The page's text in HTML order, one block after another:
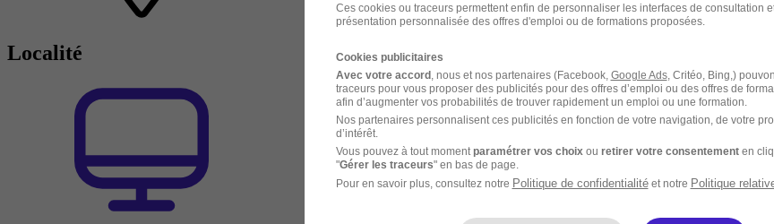
Localité
Ces cookies ou traceurs permettent enfin de personnaliser les interfaces de consultation
présentation personnalisée des offres d'emploi ou de formations proposées.
Cookies publicitaires
Avec votre accord, nous et nos partenaires (Facebook, Google Ads, Critéo, Bing,)
traceurs pour vous proposer des publicités pour des offres d’emploi ou des offres de
afin d’augmenter vos probabilités de trouver rapidement un emploi ou une formation.
Nos partenaires personnalisent ces publicités en fonction de votre navigation, de votre
d’intérêt.
Vous pouvez à tout moment paramétrer vos choix ou retirer votre consentementen
"Gérer les traceurs" en bas de page.
Pour en savoir plus, consultez notre Politique de confidentialitéet notre Politique